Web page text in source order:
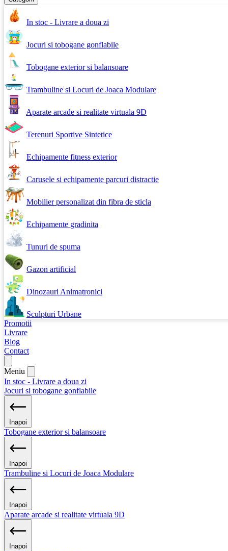
In stoc - Livrare a doua zi
Jocuri si tobogane gonflabile
Tobogane exterior si balansoare
Trambuline si Locuri de Joaca Modulare
Aparate arcade si realitate virtuala 9D
Terenuri Sportive Sintetice
Echipamente fitness exterior
Carusele si echipamente parcuri distractie
Mobilier personalizat din fibra de sticla
Echipamente gradinita
Tunuri de spuma
Gazon artificial
Dinozauri Animatronici
Sculpturi Urbane
Promotii
Livrare
Blog
Contact
Meniu
In stoc - Livrare a doua zi
Jocuri si tobogane gonflabile
Inapoi
Tobogane exterior si balansoare
Inapoi
Trambuline si Locuri de Joaca Modulare
Inapoi
Aparate arcade si realitate virtuala 9D
Inapoi